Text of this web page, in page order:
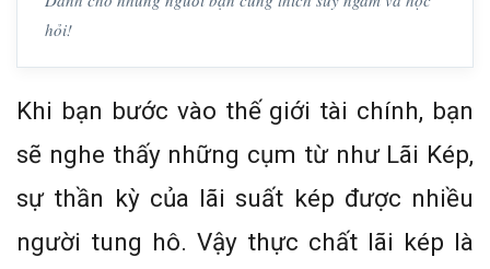
hỏi!
Khi bạn bước vào thế giới tài chính, bạn
sẽ nghe thấy những cụm từ như Lãi Kép,
sự thần kỳ của lãi suất kép được nhiều
người tung hô. Vậy thực chất lãi kép là